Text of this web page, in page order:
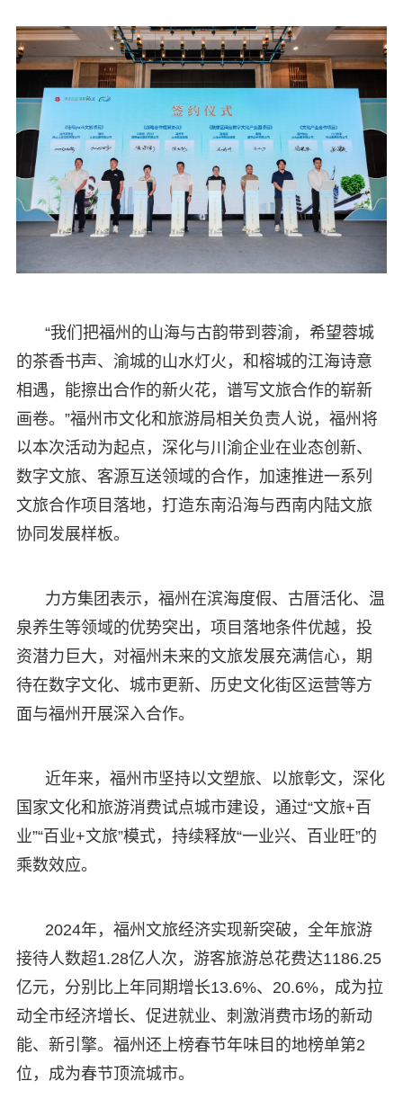
“我们把福州的山海与古韵带到蓉渝，希望蓉城
的茶香书声、渝城的山水灯火，和榕城的江海诗意
相遇，能擦出合作的新火花，谱写文旅合作的崭新
画卷。”福州市文化和旅游局相关负责人说，福州将
以本次活动为起点，深化与川渝企业在业态创新、
数字文旅、客源互送领域的合作，加速推进一系列
文旅合作项目落地，打造东南沿海与西南内陆文旅
协同发展样板。
力方集团表示，福州在滨海度假、古厝活化、温
泉养生等领域的优势突出，项目落地条件优越，投
资潜力巨大，对福州未来的文旅发展充满信心，期
待在数字文化、城市更新、历史文化街区运营等方
面与福州开展深入合作。
近年来，福州市坚持以文塑旅、以旅彰文，深化
国家文化和旅游消费试点城市建设，通过“文旅+百
业”“百业+文旅”模式，持续释放“一业兴、百业旺”的
乘数效应。
2024年，福州文旅经济实现新突破，全年旅游
接待人数超1.28亿人次，游客旅游总花费达1186.25
亿元，分别比上年同期增长13.6%、20.6%，成为拉
动全市经济增长、促进就业、刺激消费市场的新动
能、新引擎。福州还上榜春节年味目的地榜单第2
位，成为春节顶流城市。